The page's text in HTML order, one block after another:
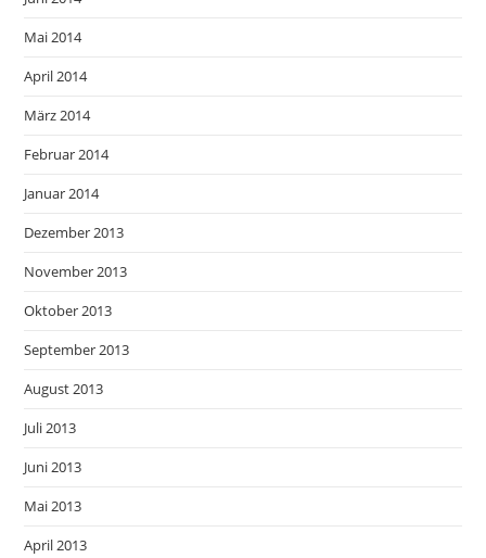
Mai 2014
April 2014
März 2014
Februar 2014
Januar 2014
Dezember 2013
November 2013
Oktober 2013
September 2013
August 2013
Juli 2013
Juni 2013
Mai 2013
April 2013